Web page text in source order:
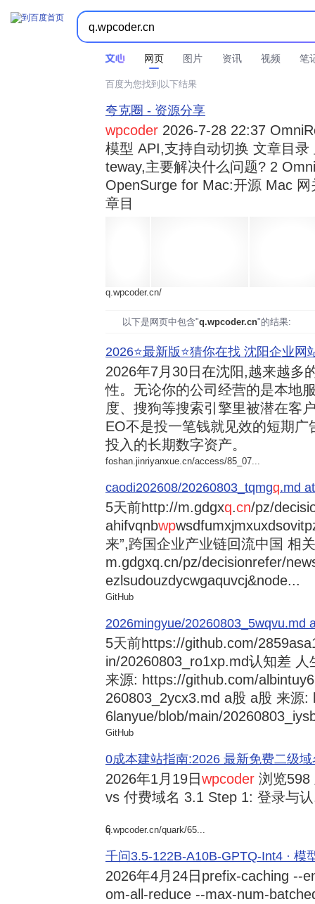
网页 图片 资讯 视频 笔
时间不限  所有网页和文件  站点内检索 
百度为您找到以下结果
夸克圈 - 资源分享
wpcoder 2026-7-28 22:37
模型 API,支持自动切换 文章目
teway,主要解决什么问题? 2
OpenSurge for Mac:开源 Mac
章目
q.wpcoder.cn/
以下是网页中包含"q.wpcoder.cn"的结果:
2026⭐️最新版⭐️猜你在找 沈阳企业网
2026年7月30日在沈阳,越来越多
性。无论你的公司经营的是本地
度、搜狗等搜索引擎里被潜在客
EO不是投一笔钱就见效的短期
投入的长期数字资产。
foshan.jinriyanxue.cn/access/85_07...
caodi202608/20260803_tqmgq.md
5天前http://m.gdgxq.cn/pz/
ahifvqnbwp
来”,跨国企业产业链回流中国 相
m.gdgxq.cn/pz/decisionrefer/
ezlsudouzdycwgaquvcj&node...
GitHub
2026mingyue/20260803_5wqvu.md
5天前https://github.com/
in/20260803_ro1xp.md认知差
来源: https://github.com/
260803_2ycx3.md a股 a股 来源
6lanyue/blob/main/
GitHub
0成本建站指南:2026 最新免费二级
2026年1月19日wpcoder 浏览598
vs 付费域名 3.1 Step 1: 登录与
6
q.wpcoder.cn/quark/65...
千问3.5-122B-A10B-GPTQ-Int4 · 模
2026年4月24日 prefix-caching --
om-all-reduce --max-num-